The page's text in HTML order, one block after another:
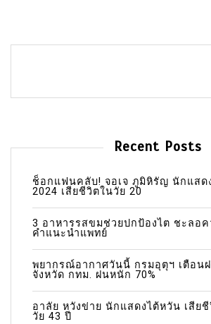
Recent Posts
ช็อกแฟนคลับ! จอเจ ภูมิหิรัญ นักแสด
2024 เสียชีวิตในวัย 20
3 อาหารรสขมช่วยปกป้องไต ชะลอค
คำแนะนำแพทย์
พยากรณ์อากาศวันนี้ กรมอุตุฯ เตือน
จังหวัด กทม. ฝนหนัก 70%
อาลัย หวังข่าย นักแสดงไต้หวัน เสีย
วัย 43 ปี